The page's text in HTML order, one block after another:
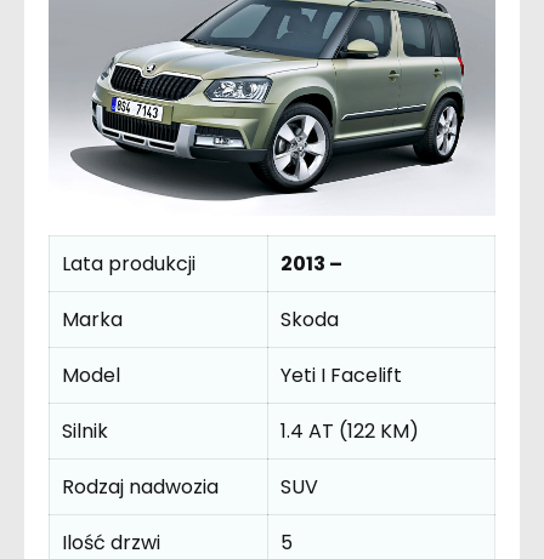
Lata produkcji
2013 –
Marka
Skoda
Model
Yeti I Facelift
Silnik
1.4 AT (122 KM)
Rodzaj nadwozia
SUV
Ilość drzwi
5